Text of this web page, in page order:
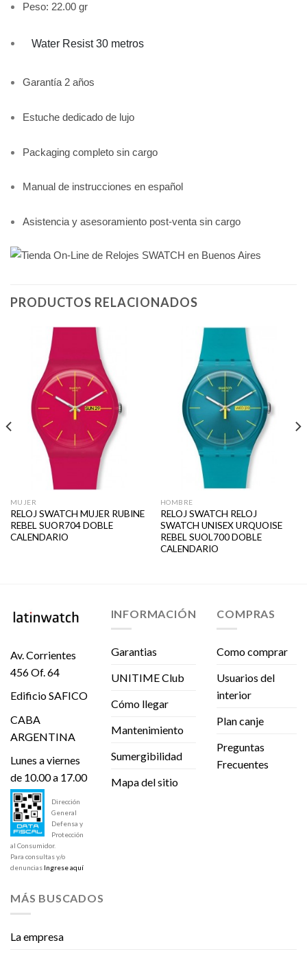
Peso: 22.00 gr
Water Resist 30 metros
Garantía 2 años
Estuche dedicado de lujo
Packaging completo sin cargo
Manual de instrucciones en español
Asistencia y asesoramiento post-venta sin cargo
PRODUCTOS RELACIONADOS
MUJER
RELOJ SWATCH MUJER RUBINE
REBEL SUOR704 DOBLE
CALENDARIO
HOMBRE
RELOJ SWATCH RELOJ
SWATCH UNISEX URQUOISE
REBEL SUOL700 DOBLE
CALENDARIO
Av. Corrientes
456 Of. 64
Edificio SAFICO
CABA
ARGENTINA
Lunes a viernes
de 10.00 a 17.00
Dirección
General
Defensa y
Protección
al Consumidor.
Para consultas y/o
denuncias Ingrese aquí
INFORMACIÓN
Garantias
UNITIME Club
Cómo llegar
Mantenimiento
Sumergibilidad
Mapa del sitio
COMPRAS
Como comprar
Usuarios del
interior
Plan canje
Preguntas
Frecuentes
MÁS BUSCADOS
La empresa